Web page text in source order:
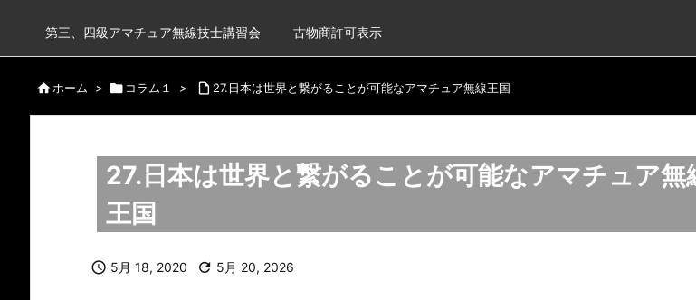
第三、四級アマチュア無線技士講習会 古物商許可表示
ホーム >  コラム１ >  27.日本は世界と繋がることが可能なアマチュア無線王国
27.日本は世界と繋がることが可能なアマチュア無
王国
 5月 18, 2020  5月 20, 2026